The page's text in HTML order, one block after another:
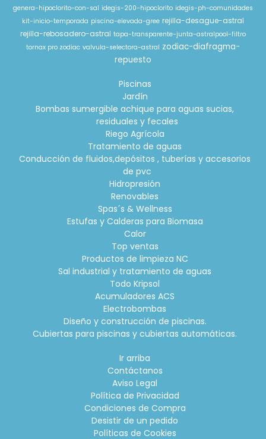
genera-hipoclorito-con-sal idegis-200-hipoclorito idegis-ph-comunidades
kit-inicio-temporada piscina-elevada-gree rejilla-desague-astral
rejilla-rebosadero-astral tapa-transparente-junta-astralpool-filtro
tornax pro zodiac valvula-selectora-astral zodiac-diafragma-
repuesto
Piscinas
Jardín
Bombas sumergible achique para aguas sucias,
residuales y fecales
Riego Agrícola
Tratamiento de aguas
Conducción de fluidos,depósitos , tuberías y accesorios
de pvc
Hidropresión
Renovables
Spas´s & Wellness
Estufas y Calderas para Biomasa
Calor
Top ventas
Productos de limpieza NC
Sal industrial y tratamiento de aguas
Todo Kripsol
Acumuladores ACS
Electrobombas
Diseño y construcción de piscinas.
Cubiertas para piscinas y cubiertas automáticas.
Ir arriba
Contáctanos
Aviso Legal
Política de Privacidad
Condiciones de Compra
Desistir de un pedido
Políticas de Cookies